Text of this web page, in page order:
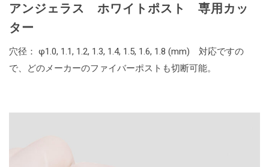
アンジェラス ホワイトポスト 専用カッ
ター
穴径： φ1.0, 1.1, 1.2, 1.3, 1.4, 1.5, 1.6, 1.8 (mm) 対応ですの
で、どのメーカーのファイバーポストも切断可能。